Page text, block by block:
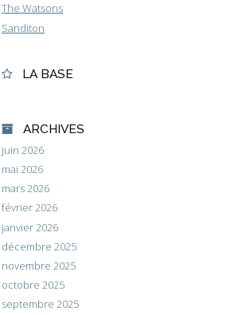
The Watsons
Sanditon
LA BASE
ARCHIVES
juin 2026
mai 2026
mars 2026
février 2026
janvier 2026
décembre 2025
novembre 2025
octobre 2025
septembre 2025